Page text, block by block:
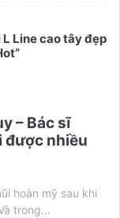
Line cao tây đẹp
– Bác sĩ
được nhiều
hoàn mỹ sau khi
trong...